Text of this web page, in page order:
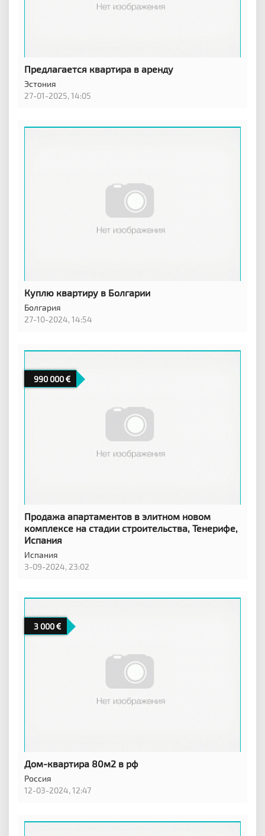
Предлагается квартира в аренду
Эстония
27-01-2025, 14:05
Куплю квартиру в Болгарии
Болгария
27-10-2024, 14:54
990 000
Продажа апартаментов в элитном новом
комплексе на стадии строительства, Тенерифе,
Испания
Испания
3-09-2024, 23:02
3 000
Дом-квартира 80м2 в рф
Россия
12-03-2024, 12:47